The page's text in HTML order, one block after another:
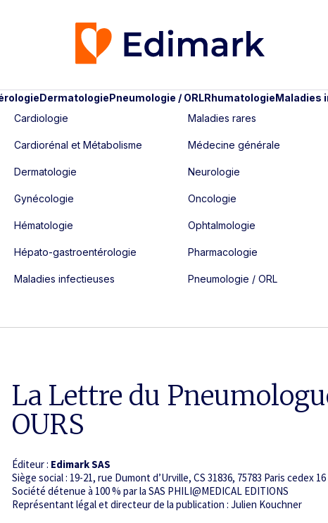
DermatologiePneumologie / ORLRhumatologieMaladies
Cardiologie
Cardiorénal et Métabolisme
Dermatologie
Gynécologie
Hématologie
Hépato-gastroentérologie
Maladies infectieuses
Maladies rares
Médecine générale
Neurologie
Oncologie
Ophtalmologie
Pharmacologie
Pneumologie / ORL
La Lettre du
OURS
Éditeur : Edimark SAS
Siège social : 19-21, rue Dumont d’Urville, CS 31836, 75783 Paris cedex 16
Société détenue à 100 % par la SAS PHILI@MEDICAL EDITIONS
Représentant légal et directeur de la publication : Julien Kouchner